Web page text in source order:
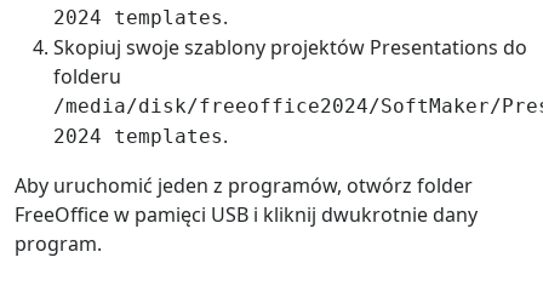
2024 templates.
Skopiuj swoje szablony projektów Presentations do
folderu
/media/disk/freeoffice2024/SoftMaker/
2024 templates.
Aby uruchomić jeden z programów, otwórz folder
FreeOffice w pamięci USB i kliknij dwukrotnie dany
program.